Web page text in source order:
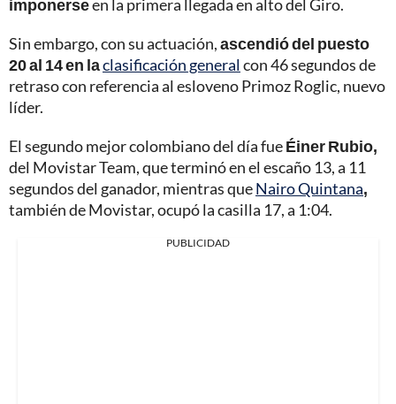
imponerseen la primera llegada en alto del Giro.
Sin embargo, con su actuación,ascendió del puesto
20 al 14 en laclasificación generalcon 46 segundos de
retraso con referencia al esloveno Primoz Roglic, nuevo
líder.
El segundo mejor colombiano del día fueÉiner Rubio,
del Movistar Team, que terminó en el escaño 13, a 11
segundos del ganador, mientras queNairo Quintana,
también de Movistar, ocupó la casilla 17, a 1:04.
PUBLICIDAD